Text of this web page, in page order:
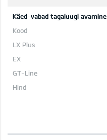
Käed-vabad tagaluugi avamine